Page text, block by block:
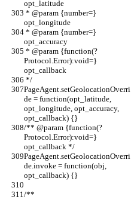
opt_latitude
opt_longitude
opt_accuracy
Protocol.Error):void=}
opt_callback
*/
PageAgent.setGeolocationOverri
de = function(opt_latitude,
opt_longitude, opt_accuracy,
opt_callback) {}
/** @param {function(?
Protocol.Error):void=}
opt_callback */
PageAgent.setGeolocationOverri
de.invoke = function(obj,
opt_callback) {}
/**